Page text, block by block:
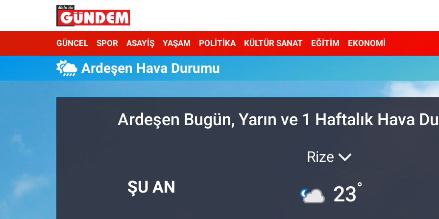
GÜNCEL SPOR ASAYİŞ YAŞAM POLİTİKA KÜLTÜR SANAT EĞİTİM EKONOMİ
Ardeşen Hava Durumu
Ardeşen Bugün, Yarın ve 1 Haftalık Hava
ŞU AN
Rize
23°
Merkez Nöbetçi Eczaneler
Merkez Hava Durumu
Süper Lig Puan Durumu ve Fikstür